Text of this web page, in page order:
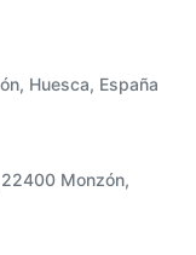
Huesca, España
Monzón,